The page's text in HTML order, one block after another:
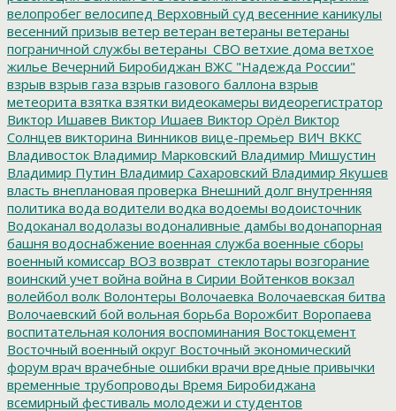
велопробег велосипед Верховный суд весенние каникулы
весенний призыв ветер ветеран ветераны ветераны
пограничной службы ветераны_СВО ветхие дома ветхое
жилье Вечерний Биробиджан ВЖС "Надежда России"
взрыв взрыв газа взрыв газового баллона взрыв
метеорита взятка взятки видеокамеры видеорегистратор
Виктор Ишавев Виктор Ишаев Виктор Орёл Виктор
Солнцев викторина Винников вице-премьер ВИЧ ВККС
Владивосток Владимир Марковский Владимир Мишустин
Владимир Путин Владимир Сахаровский Владимир Якушев
власть внеплановая проверка Внешний долг внутренняя
политика вода водители водка водоемы водоисточник
Водоканал водолазы водоналивные дамбы водонапорная
башня водоснабжение военная служба военные сборы
военный комиссар ВОЗ возврат_стеклотары возгорание
воинский учет война война в Сирии Войтенков вокзал
волейбол волк Волонтеры Волочаевка Волочаевская битва
Волочаевский бой вольная борьба Ворожбит Воропаева
воспитательная колония воспоминания Востокцемент
Восточный военный округ Восточный экономический
форум врач врачебные ошибки врачи вредные привычки
временные трубопроводы Время Биробиджана
всемирный фестиваль молодежи и студентов